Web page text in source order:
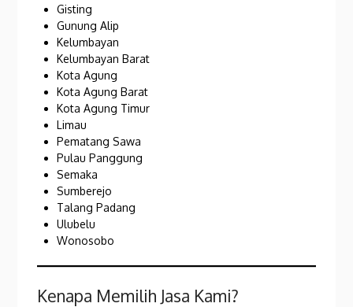
Gisting
Gunung Alip
Kelumbayan
Kelumbayan Barat
Kota Agung
Kota Agung Barat
Kota Agung Timur
Limau
Pematang Sawa
Pulau Panggung
Semaka
Sumberejo
Talang Padang
Ulubelu
Wonosobo
Kenapa Memilih Jasa Kami?